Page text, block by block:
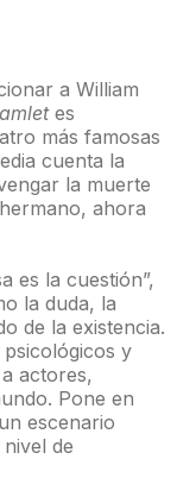
a William
es
más famosas
cuenta la
la muerte
ahora
es la cuestión”,
la duda, la
de la existencia.
y
actores,
Pone en
escenario
de